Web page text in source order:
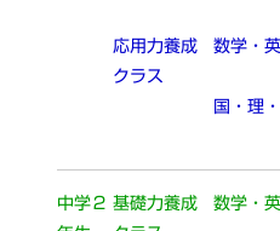
応用力養成
クラス
数学・
国・理
中学２ 基礎力養成
数学・